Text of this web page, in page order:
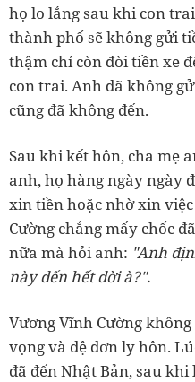
họ lo lắng sau khi con
thành phố sẽ không gửi
thậm chí còn đòi tiền xe
con trai. Anh đã không
cũng đã không đến.
Sau khi kết hôn, cha mẹ
anh, họ hàng ngày ngày
xin tiền hoặc nhờ xin
Cường chẳng mấy chốc
nữa mà hỏi anh: "Anh
này đến hết đời à?".
Vương Vĩnh Cường
vọng và đệ đơn ly hôn.
đã đến Nhật Bản, sau